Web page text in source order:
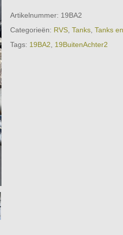
Artikelnummer: 19BA2
Categorieën: RVS, Tanks, Tanks
Tags: 19BA2 19BuitenAchter2